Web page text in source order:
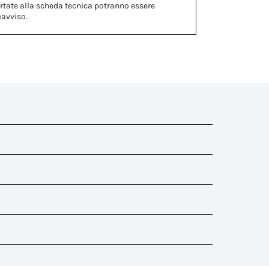
alla scheda tecnica potranno essere